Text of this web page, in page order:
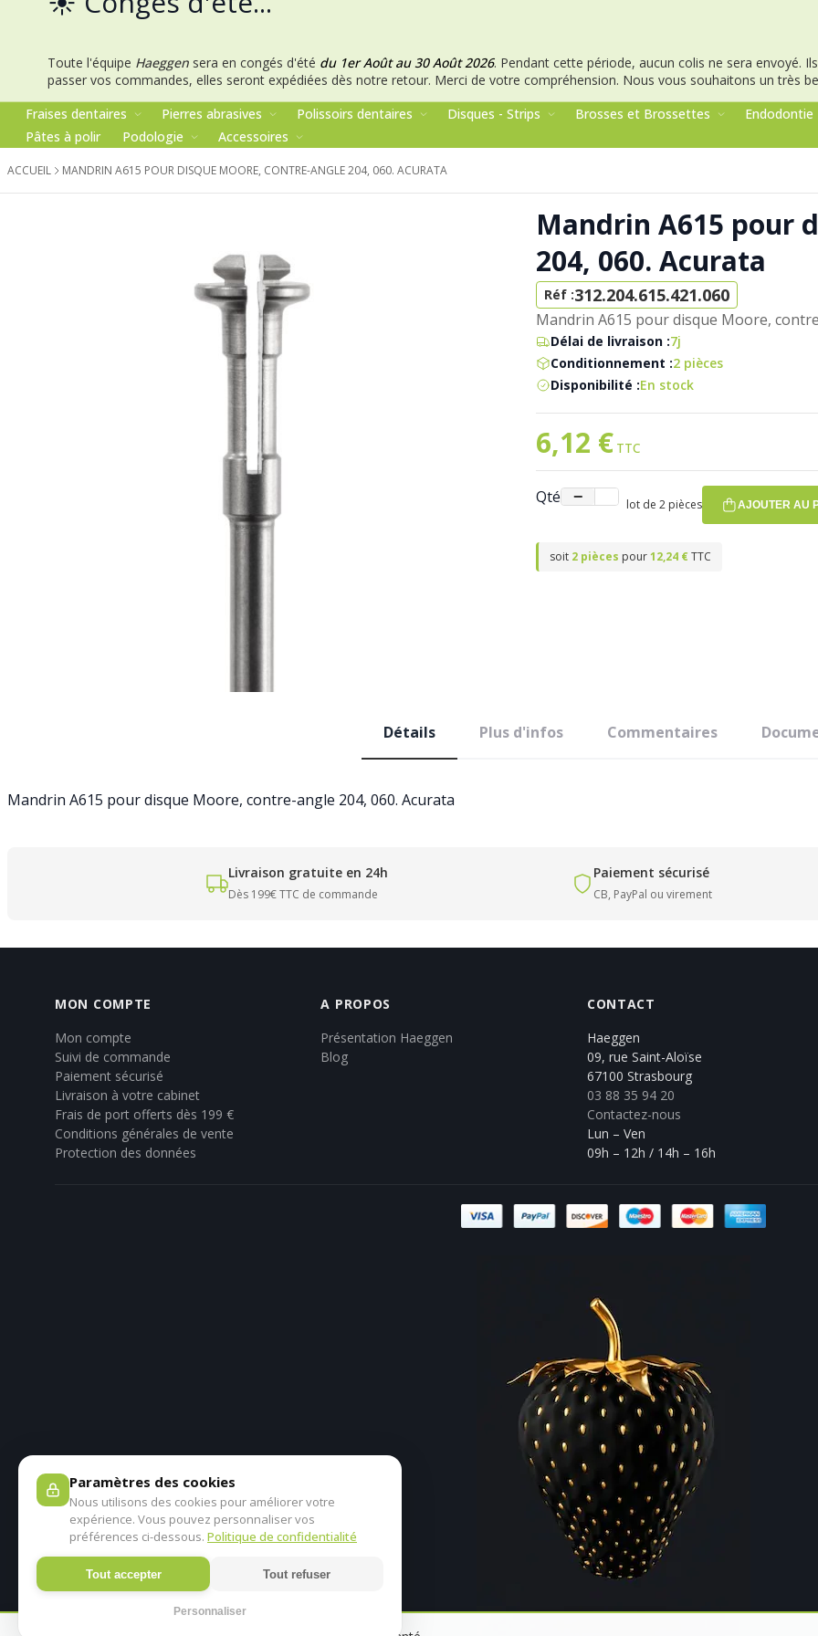
Toute l'équipe Haeggen sera en congés d'été du 1er Août au 30 Août 2026. Pendant cette période, aucun colis ne sera envoyé.
passer vos commandes, elles seront expédiées dès notre retour. Merci de votre compréhension. Nous vous souhaitons un très
Fraises dentaires Pierres abrasives Polissoirs dentaires Disques - Strips Brosses et Brossettes Endodontie
Pâtes à polir
Podologie Accessoires
ACCUEIL MANDRIN A615 POUR DISQUE MOORE, CONTRE-ANGLE 204, 060. ACURATA
Mandrin A615 pour
204, 060. Acurata
Réf :312.204.615.421.060
Mandrin A615 pour disque Moore,
Délai de livraison :7j
Conditionnement :2 pièces
Disponibilité :En stock
6,12 €
Qté − +
lot de 2 pièces AJOUTER AU
soit 2 pièces pour12,24 €TTC
Détails
Mandrin A615 pour disque Moore, contre-angle 204, 060. Acurata
Plus d'infos Commentaires
Livraison gratuite en 24h
Dès 199€ TTC de commande
Paiement sécurisé
CB, PayPal ou virement
MON COMPTE
Mon compte
Suivi de commande
Paiement sécurisé
Livraison à votre cabinet
Frais de port offerts dès 199 €
Conditions générales de vente
Protection des données
A PROPOS
Présentation Haeggen
Blog
CONTACT
Haeggen
09, rue Saint-Aloïse
67100 Strasbourg
03 88 35 94 20
Contactez-nous
Lun – Ven
09h – 12h / 14h – 16h
Paramètres des cookies
Nous utilisons des cookies pour améliorer votre
expérience. Vous pouvez personnaliser vos
préférences ci-dessous. Politique de confidentialité
Tout accepter Tout refuser
Personnaliser